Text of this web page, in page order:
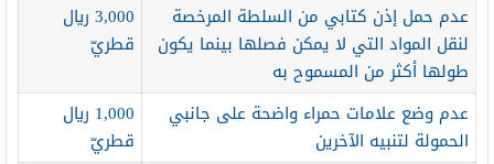
عدم حمل إذن كتابي من السلطة المرخصة
لنقل المواد التي لا يمكن فصلها بينما يكون
طولها أكثر من المسموح به
3,000 ريال
قطريّ
عدم وضع علامات حمراء واضحة على جانبي
الحمولة لتنبيه الآخرين
1,000 ريال
قطريّ